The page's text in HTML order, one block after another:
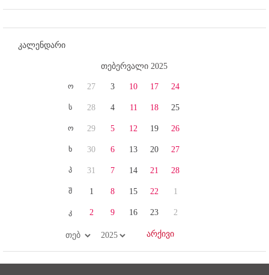
კალენდარი
თებერვალი 2025
ო
ს
ო
ხ
პ
შ
კ
27
28
29
30
31
1
2
3
4
5
6
7
8
9
10
11
12
13
14
15
16
17
18
19
20
21
22
23
24
25
26
27
28
1
2